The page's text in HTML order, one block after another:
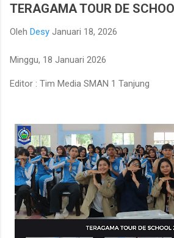
TERAGAMA TOUR DE
Oleh Desy Januari 18, 2026
Minggu, 18 Januari 2026
Editor : Tim Media SMAN 1 Tanjung